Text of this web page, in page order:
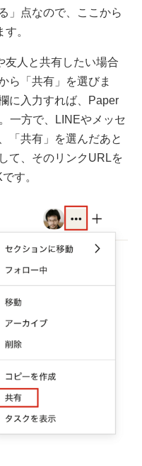
」点なので、ここから
。
人と共有したい場合
ら「共有」を選びま
に入力すれば、Paper
一方で、LINEやメッセ
「共有」を選んだあと
て、そのリンクURLを
す。